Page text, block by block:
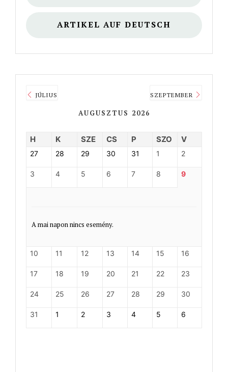
ARTIKEL AUF DEUTSCH
JÚLIUS
AUGUSZTUS 2026
SZEPTEMBER
H K SZE CS P SZO V
27 28 29 30 31 1 2
3 4 5 6 7 8 9
A mai napon nincs esemény.
10 11 12 13 14 15 16
17 18 19 20 21 22 23
24 25 26 27 28 29 30
31 1 2 3 4 5 6